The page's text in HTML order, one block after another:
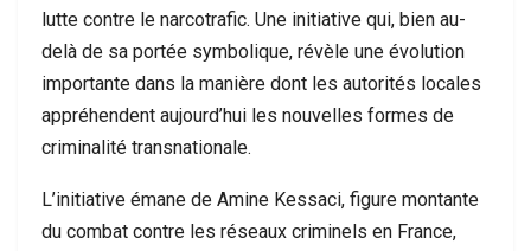
lutte contre le narcotrafic. Une initiative qui, bien au-
delà de sa portée symbolique, révèle une évolution
importante dans la manière dont les autorités locales
appréhendent aujourd’hui les nouvelles formes de
criminalité transnationale.
L’initiative émane de Amine Kessaci, figure montante
du combat contre les réseaux criminels en France,